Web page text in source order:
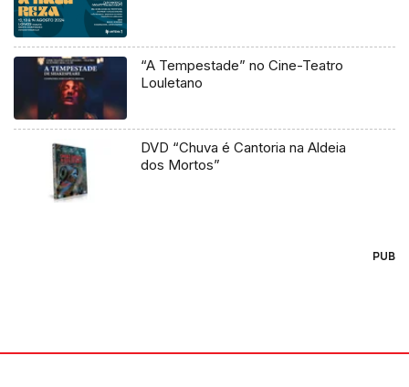
“A Tempestade” no Cine-Teatro
Louletano
DVD “Chuva é Cantoria na Aldeia
dos Mortos”
PUB